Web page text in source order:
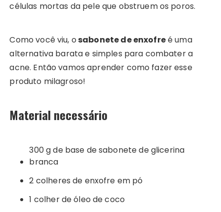
células mortas da pele que obstruem os poros.
Como você viu, osabonete de enxofreé uma
alternativa barata e simples para combater a
acne. Então vamos aprender como fazer esse
produto milagroso!
Material necessário
300 g de base de sabonete de glicerina
branca
2 colheres de enxofre em pó
1 colher de óleo de coco